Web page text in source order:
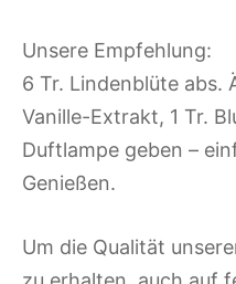
Unsere Empfehlung:
6 Tr. Lindenblüte abs.
Vanille-Extrakt, 1 Tr.
Duftlampe geben –
Genießen.
Um die Qualität